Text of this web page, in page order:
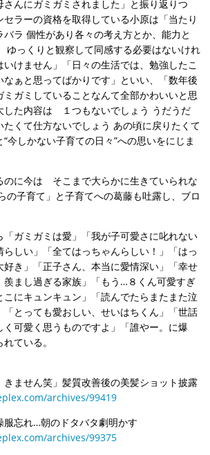
んにガミガミされました」と振り返りつ
ラーの資格を取得している小原は「当たり
ラ 個性があり各々の考え方とか、能力と
っくりと観察して同感する必要はないけれ
いけません」「日々の生活では、勉強したこ
なぁと思ってばかりです」といい、「数年後
ガミしていることなんて全部かわいいと思
した内容は １つもないでしょう うだうだ
くて仕方ないでしょう あの頃に戻りたくて
今しかない子育ての日々”への思いをにじま
のに今は そこまで大らかに生きていられな
の子育て」と子育てへの葛藤も吐露し、ブロ
「ガミガミは愛」「我が子可愛さに叱れない
しい」「全てはっちゃんらしい！」「はっ
好き」「正子さん、本当に愛情深い」「幸せ
羨まし過ぎる家族」「もう…８くん可愛すぎ
こにキュンキュン」「読んでたらまたまた泣
「とっても愛おしい、せいはちくん」「世話
可愛く思うものですよ」「誰やー。に爆
ている。
ません笑」髪質改善後の美髪ショット披露
archives/99419
服忘れ…朝のドタバタ劇明かす
archives/99375